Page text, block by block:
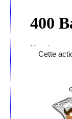
Cette